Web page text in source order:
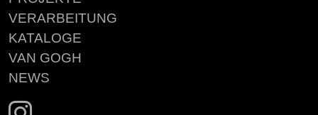
VERARBEITUNG
KATALOGE
VAN GOGH
NEWS